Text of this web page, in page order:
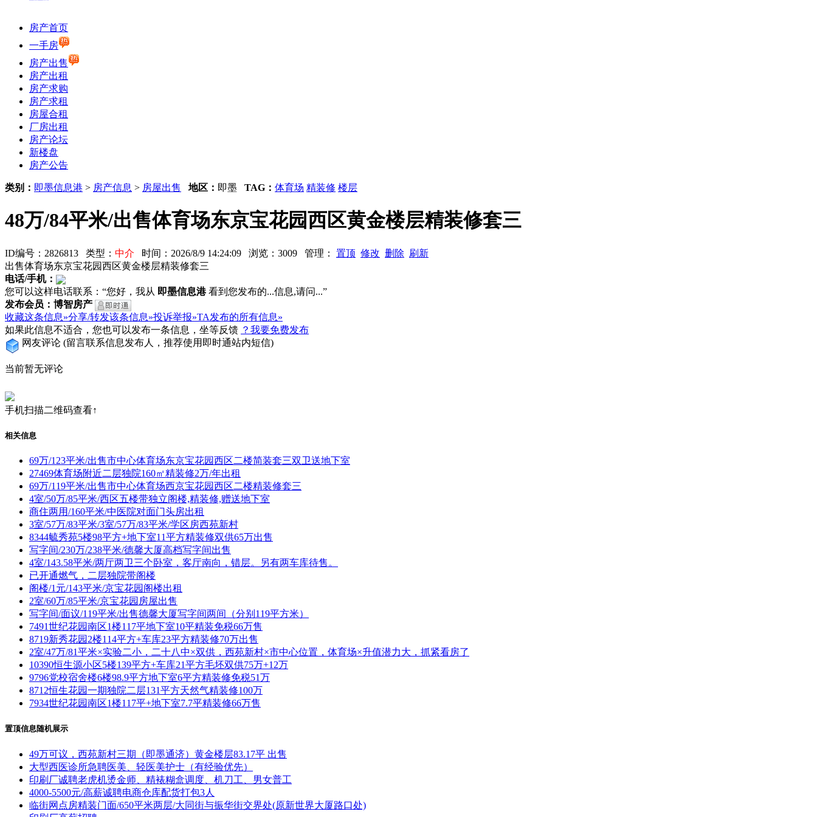
房产首页
一手房
房产出售
房产出租
房产求购
房产求租
房屋合租
厂房出租
房产论坛
新楼盘
房产公告
类别： 即墨信息港 > 房产信息 > 房屋出售 地区： 即墨 TAG： 体育场 精装修 楼层
48万/84平米/出售体育场东京宝花园西区黄金楼层精装修套三
ID编号：2826813 类型： 中介 时间：2026/8/9 14:24:09 浏览：3009 管理： 置顶 修改 删除 刷新
出售体育场东京宝花园西区黄金楼层精装修套三
电话/手机：
您可以这样电话联系：“您好，我从 即墨信息港看到您发布的...信息,请问...”
发布会员：博智房产
收藏这条信息»分享/转发该条信息»投诉举报»TA发布的所有信息»
如果此信息不适合，您也可以发布一条信息，坐等反馈 ？我要免费发布
网友评论 (留言联系信息发布人，推荐使用即时通站内短信)
当前暂无评论
手机扫描二维码查看↑
相关信息
69万/123平米/出售市中心体育场东京宝花园西区二楼简装套三双卫送地下室
27469体育场附近二层独院160㎡精装修2万/年出租
69万/119平米/出售市中心体育场西京宝花园西区二楼精装修套三
4室/50万/85平米/西区五楼带独立阁楼,精装修,赠送地下室
商住两用/160平米/中医院对面门头房出租
3室/57万/83平米/3室/57万/83平米/学区房西苑新村
8344毓秀苑5楼98平方+地下室11平方精装修双供65万出售
写字间/230万/238平米/德馨大厦高档写字间出售
4室/143.58平米/两厅两卫三个卧室，客厅南向，错层。另有两车库待售。
已开通燃气，二层独院带阁楼
阁楼/1元/143平米/京宝花园阁楼出租
2室/60万/85平米/京宝花园房屋出售
写字间/面议/119平米/出售德馨大厦写字间两间（分别119平方米）
7491世纪花园南区1楼117平地下室10平精装免税66万售
8719新秀花园2楼114平方+车库23平方精装修70万出售
2室/47万/81平米×实验二小，二十八中×双供，西苑新村×市中心位置，体育场×升值潜力大，抓紧看房了
10390恒生源小区5楼139平方+车库21平方毛坯双供75万+12万
9796党校宿舍楼6楼98.9平方地下室6平方精装修免税51万
8712恒生花园一期独院二层131平方天然气精装修100万
7934世纪花园南区1楼117平+地下室7.7平精装修66万售
置顶信息随机展示
49万可议，西苑新村三期（即墨通济）黄金楼层83.17平 出售
大型西医诊所急聘医美、轻医美护士（有经验优先）
印刷厂诚聘老虎机烫金师、精裱糊盒调度、机刀工、男女普工
4000-5500元/高薪诚聘电商仓库配货打包3人
临街网点房精装门面/650平米两层/大同街与振华街交界处(原新世界大厦路口处)